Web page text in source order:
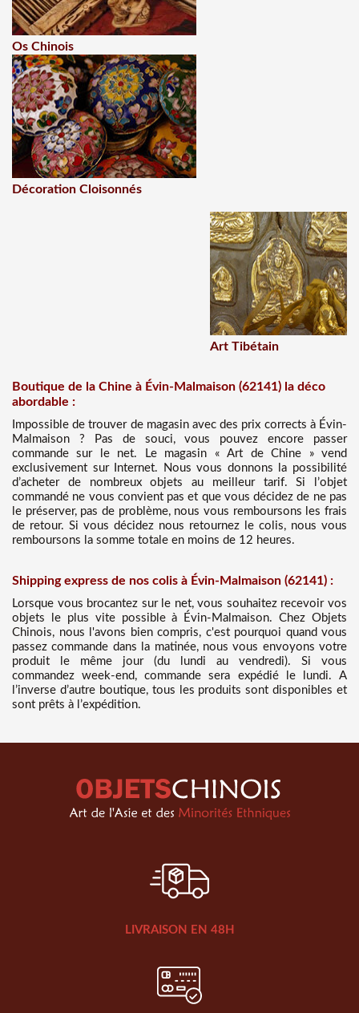
Os Chinois
Décoration Cloisonnés
Art Tibétain
Boutique de la Chine à Évin-Malmaison (62141) la déco
abordable :
Impossible de trouver de magasin avec des prix corrects à Évin-
Malmaison ? Pas de souci, vous pouvez encore passer
commande sur le net. Le magasin « Art de Chine » vend
exclusivement sur Internet. Nous vous donnons la possibilité
d’acheter de nombreux objets au meilleur tarif. Si l’objet
commandé ne vous convient pas et que vous décidez de ne pas
le préserver, pas de problème, nous vous remboursons les frais
de retour. Si vous décidez nous retournez le colis, nous vous
remboursons la somme totale en moins de 12 heures.
Shipping express de nos colis à Évin-Malmaison (62141) :
Lorsque vous brocantez sur le net, vous souhaitez recevoir vos
objets le plus vite possible à Évin-Malmaison. Chez Objets
Chinois, nous l'avons bien compris, c'est pourquoi quand vous
passez commande dans la matinée, nous vous envoyons votre
produit le même jour (du lundi au vendredi). Si vous
commandez week-end, commande sera expédié le lundi. A
l’inverse d’autre boutique, tous les produits sont disponibles et
sont prêts à l’expédition.
LIVRAISON EN 48H